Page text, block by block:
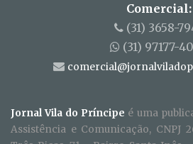
Comercial:
(31) 3658-
(31) 97177-
Jornal Vila do Príncipe é uma
Assistência e Comunicação, CNPJ